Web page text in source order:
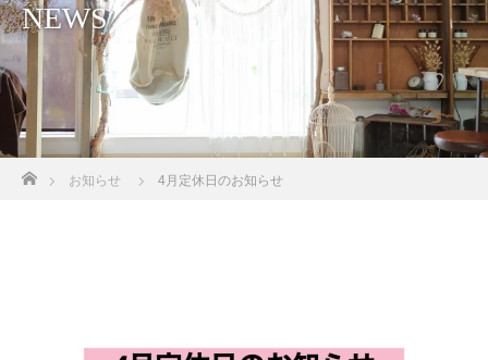
NEWS
ホーム
お知らせ 4月定休日のお知らせ